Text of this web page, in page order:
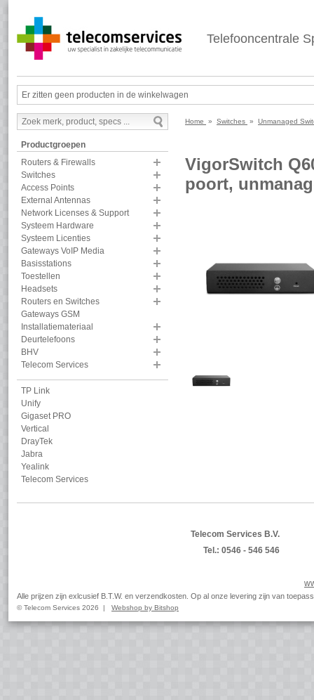
Telefooncentrale
Er zitten geen producten in de winkelwagen
Productgroepen
Routers & Firewalls
Switches
Access Points
External Antennas
Network Licenses & Support
Systeem Hardware
Systeem Licenties
Gateways VoIP Media
Basisstations
Toestellen
Headsets
Routers en Switches
Gateways GSM
Installatiemateriaal
Deurtelefoons
BHV
Telecom Services
TP Link
Unify
Gigaset PRO
Vertical
DrayTek
Jabra
Yealink
Telecom Services
Home » Switches » Unmanaged
VigorSwitch
poort,
Telecom Services B.V.
Tel.: 0546 - 546 546
Alle prijzen zijn exlcusief B.T.W. en verzendkosten. Op al onze levering zijn van
© Telecom Services 2026 | Webshop by Bitshop